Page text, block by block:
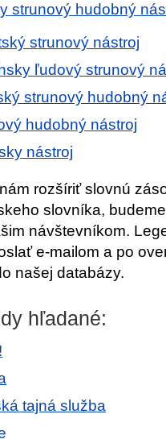
strunový hudobný
strunový nástroj
ľudový strunový
strunový hudobný
hudobný nástroj
nástroj
rozšíriť slovnú
slovníka,
návštevníkom.
e-mailom a po
našej databázy.
hľadané:
tajná služba